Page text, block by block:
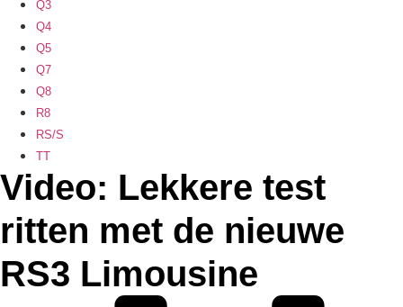
Q3
Q4
Q5
Q7
Q8
R8
RS/S
TT
Video: Lekkere test
ritten met de nieuwe
RS3 Limousine